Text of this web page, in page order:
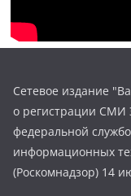
Сетевое издание
о регистрации
федеральной
информационных
(Роскомнадзор) 14